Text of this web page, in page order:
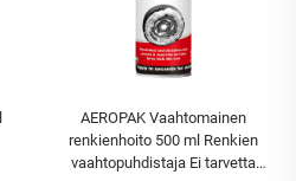
AEROPAK Vaahtomainen
renkienhoito 500 ml Renkien
vaahtopuhdistaja Ei tarvetta